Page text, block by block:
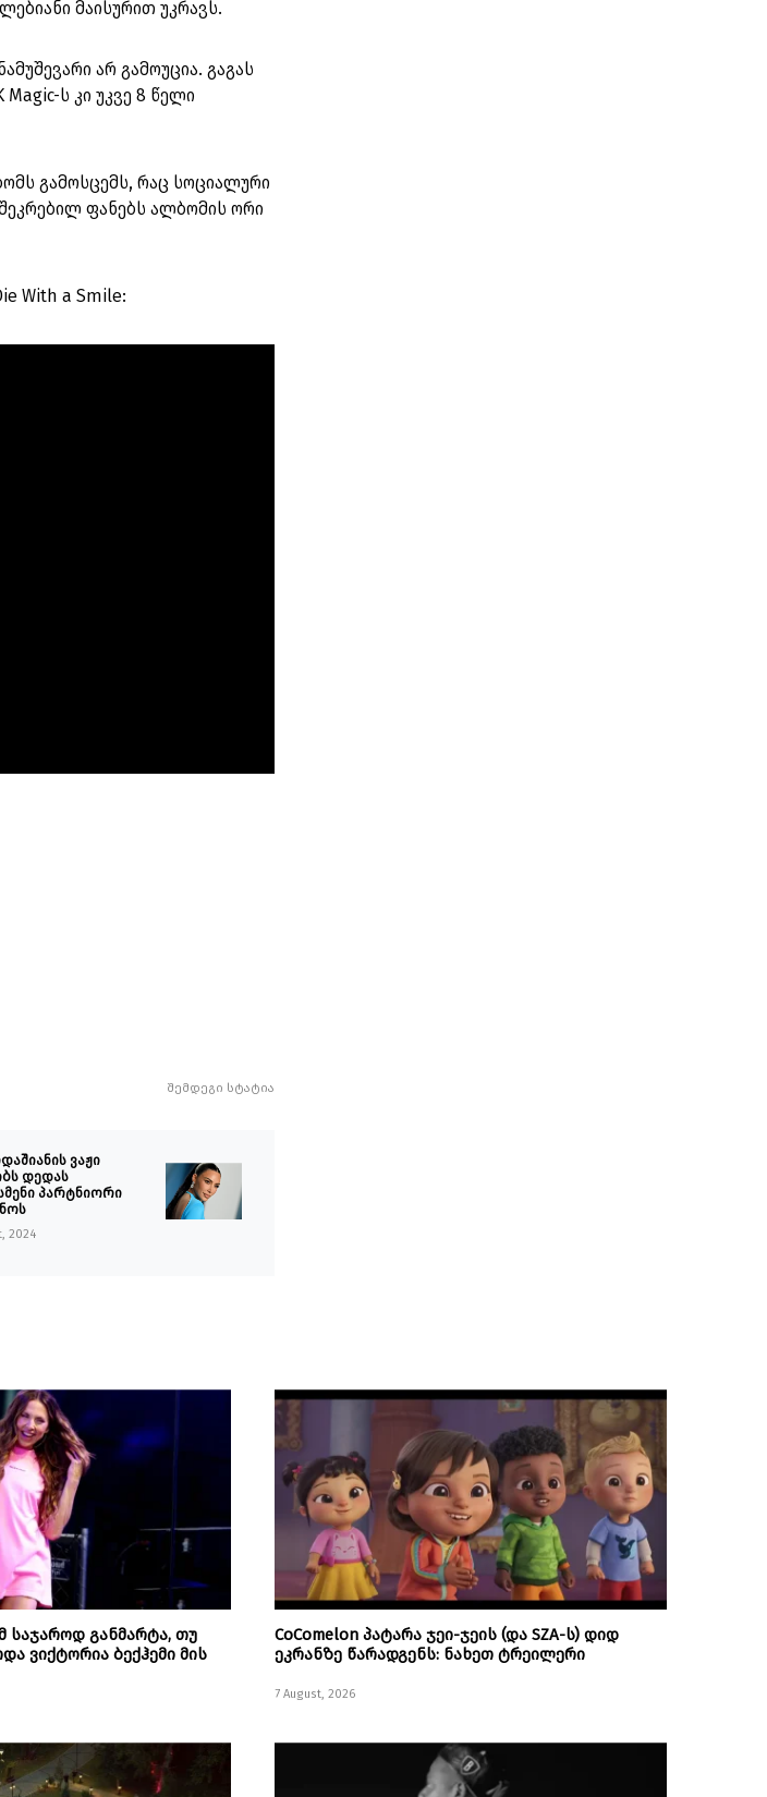
მაისურით უკრავს.
არ გამოუცია. გაგას
ს კი უკვე 8 წელი
გამოსცემს, რაც სოციალური
ფანებს ალბომის ორი
With a Smile:
შემდეგი სტატია
ვაჟი
დედას
პარტნიორი
2024
საჯაროდ განმარტა, თუ
ვიქტორია ბექჰემი მის
CoComelon პატარა ჯეი-ჯეის (და SZA-ს) დიდ
ეკრანზე წარადგენს: ნახეთ ტრეილერი
7 August, 2026